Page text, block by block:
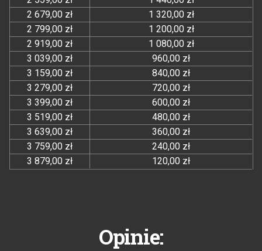
2 679,00 zł
1 320,00 zł
2 799,00 zł
1 200,00 zł
2 919,00 zł
1 080,00 zł
3 039,00 zł
960,00 zł
3 159,00 zł
840,00 zł
3 279,00 zł
720,00 zł
3 399,00 zł
600,00 zł
3 519,00 zł
480,00 zł
3 639,00 zł
360,00 zł
3 759,00 zł
240,00 zł
3 879,00 zł
120,00 zł
Opinie: